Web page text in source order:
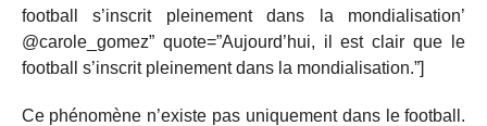
football s’inscrit pleinement dans la mondialisation’
@carole_gomez” quote=”Aujourd’hui, il est clair que le
football s’inscrit pleinement dans la mondialisation.”]
Ce phénomène n’existe pas uniquement dans le football.